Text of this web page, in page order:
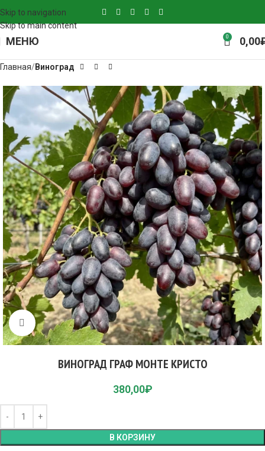
Skip to navigation
Skip to main content
МЕНЮ 0 0,00
Главная Виноград
Click to enlarge
ВИНОГРАД ГРАФ МОНТЕ КРИСТО
380,00₽
В КОРЗИНУ